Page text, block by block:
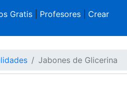
Gratis| Profesores| Crear
Jabones de Glicerina